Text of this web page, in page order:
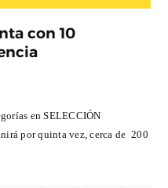
con 10
en SELECCIÓN
por quinta vez, cerca de 200